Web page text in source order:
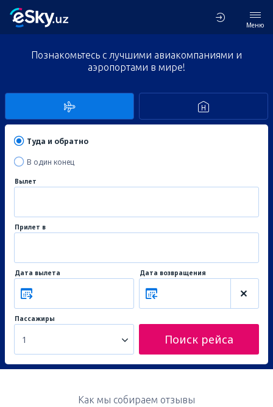
Меню
Познакомьтесь с лучшими авиакомпаниями и
аэропортами в мире!
Туда и обратно
В один конец
Вылет
Прилет в
Дата вылета Дата возвращения
Пассажиры
1 Поиск рейса
Как мы собираем отзывы